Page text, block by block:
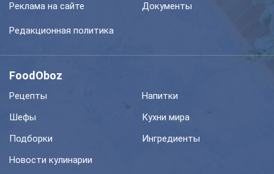
Реклама на сайте Документы
Редакционная политика
FoodOboz
Рецепты
Напитки
Шефы
Кухни мира
Подборки
Ингредиенты
Новости кулинарии